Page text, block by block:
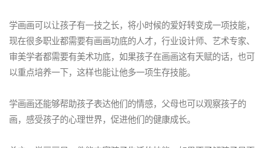
学画画可以让孩子有一技之长，将小时候的爱好转变成一项技能，
现在很多职业都需要有画画功底的人才，行业设计师、艺术专家、
审美学者都需要有美术功底，如果孩子在画画这有天赋的话，也可
以重点培养一下，这样也能让他多一项生存技能。
学画画还能够帮助孩子表达他们的情感，父母也可以观察孩子的
画，感受孩子的心理世界，促进他们的健康成长。